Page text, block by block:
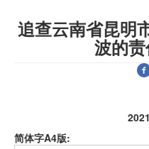
追查云南省昆明
波的
简体字A4版